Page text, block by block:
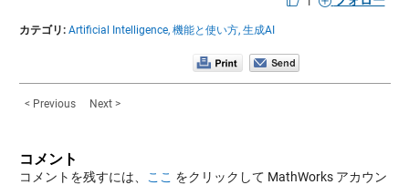
カテゴリ: Artificial Intelligence, 機能と使い方, 生成AI
< Previous Next >
コメント
コメントを残すには、 ここ をクリックして MathWorks アカウン